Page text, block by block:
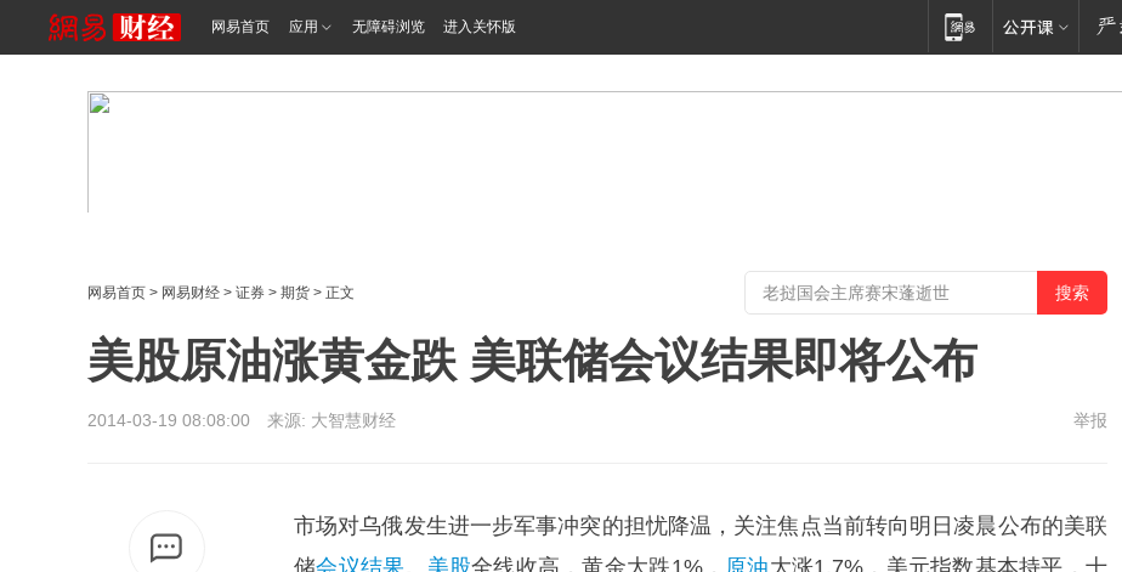
网易首页 应用 无障碍浏览 进入关怀版
网易首页 > 网易财经 > 证券 > 期货 > 正文
美股原油涨黄金跌 美联储会议结果即将公布
2014-03-19 08:08:00 来源: 大智慧财经 举报
市场对乌俄发生进一步军事冲突的担忧降温，关注焦点当前转向明日凌晨公布的美联
储会议结果。 美股全线收高，黄金大跌1%， 原油大涨1.7%，美元指数基本持平，十